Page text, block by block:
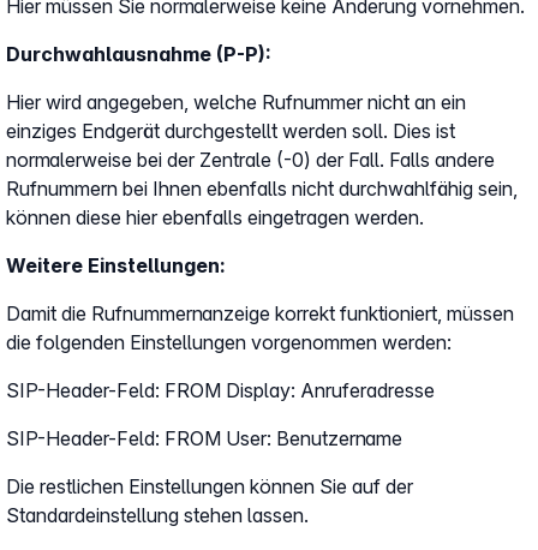
Hier müssen Sie normalerweise keine Änderung vornehmen.
Durchwahlausnahme (P-P):
Hier wird angegeben, welche Rufnummer nicht an ein
einziges Endgerät durchgestellt werden soll. Dies ist
normalerweise bei der Zentrale (-0) der Fall. Falls andere
Rufnummern bei Ihnen ebenfalls nicht durchwahlfähig sein,
können diese hier ebenfalls eingetragen werden.
Weitere Einstellungen:
Damit die Rufnummernanzeige korrekt funktioniert, müssen
die folgenden Einstellungen vorgenommen werden:
SIP-Header-Feld: FROM Display: Anruferadresse
SIP-Header-Feld: FROM User: Benutzername
Die restlichen Einstellungen können Sie auf der
Standardeinstellung stehen lassen.